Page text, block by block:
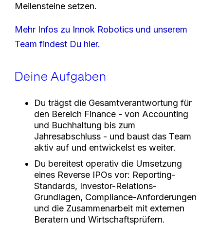
Meilensteine setzen.
Mehr Infos zu Innok Robotics und unserem
Team findest Du hier.
Deine Aufgaben
Du trägst die Gesamtverantwortung für
den Bereich Finance - von Accounting
und Buchhaltung bis zum
Jahresabschluss - und baust das Team
aktiv auf und entwickelst es weiter.
Du bereitest operativ die Umsetzung
eines Reverse IPOs vor: Reporting-
Standards, Investor-Relations-
Grundlagen, Compliance-Anforderungen
und die Zusammenarbeit mit externen
Beratern und Wirtschaftsprüfern.